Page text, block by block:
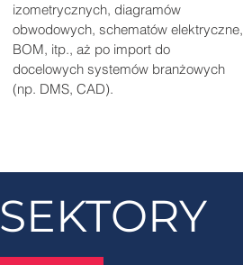
izometrycznych, diagramów
obwodowych, schematów elektryczne,
BOM, itp., aż po import do
docelowych systemów branżowych
(np. DMS, CAD).
SEKTORY